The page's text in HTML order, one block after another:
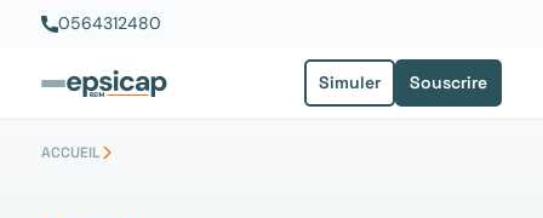
0564312480
Simuler Souscrire
ACCUEIL